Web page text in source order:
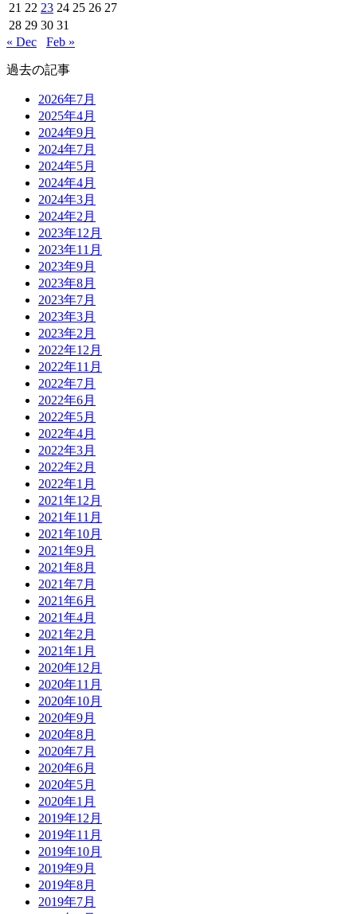
21 22 23 24 25 26 27
28 29 30 31
« Dec
Feb »
過去の記事
2026年7月
2025年4月
2024年9月
2024年7月
2024年5月
2024年4月
2024年3月
2024年2月
2023年12月
2023年11月
2023年9月
2023年8月
2023年7月
2023年3月
2023年2月
2022年12月
2022年11月
2022年7月
2022年6月
2022年5月
2022年4月
2022年3月
2022年2月
2022年1月
2021年12月
2021年11月
2021年10月
2021年9月
2021年8月
2021年7月
2021年6月
2021年4月
2021年2月
2021年1月
2020年12月
2020年11月
2020年10月
2020年9月
2020年8月
2020年7月
2020年6月
2020年5月
2020年1月
2019年12月
2019年11月
2019年10月
2019年9月
2019年8月
2019年7月